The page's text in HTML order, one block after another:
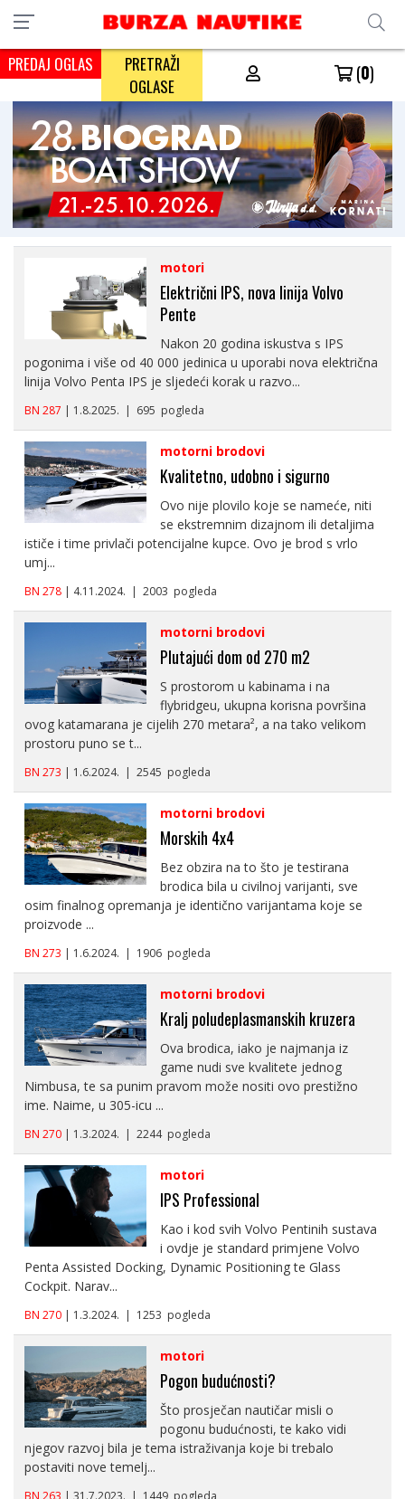
PREDAJ OGLAS
PRETRAŽI
OGLASE
(0)
motori
Električni IPS, nova linija Volvo
Pente
Nakon 20 godina iskustva s IPS
pogonima i više od 40 000 jedinica u uporabi nova električna
linija Volvo Penta IPS je sljedeći korak u razvo...
BN 287 | 1.8.2025. | 695 pogleda
motorni brodovi
Kvalitetno, udobno i sigurno
Ovo nije plovilo koje se nameće, niti
se ekstremnim dizajnom ili detaljima
ističe i time privlači potencijalne kupce. Ovo je brod s vrlo
umj...
BN 278 | 4.11.2024. | 2003 pogleda
motorni brodovi
Plutajući dom od 270 m2
S prostorom u kabinama i na
flybridgeu, ukupna korisna površina
ovog katamarana je cijelih 270 metara², a na tako velikom
prostoru puno se t...
BN 273 | 1.6.2024. | 2545 pogleda
motorni brodovi
Morskih 4x4
Bez obzira na to što je testirana
brodica bila u civilnoj varijanti, sve
osim finalnog opremanja je identično varijantama koje se
proizvode ...
BN 273 | 1.6.2024. | 1906 pogleda
motorni brodovi
Kralj poludeplasmanskih kruzera
Ova brodica, iako je najmanja iz
game nudi sve kvalitete jednog
Nimbusa, te sa punim pravom može nositi ovo prestižno
ime. Naime, u 305-icu ...
BN 270 | 1.3.2024. | 2244 pogleda
motori
IPS Professional
Kao i kod svih Volvo Pentinih sustava
i ovdje je standard primjene Volvo
Penta Assisted Docking, Dynamic Positioning te Glass
Cockpit. Narav...
BN 270 | 1.3.2024. | 1253 pogleda
motori
Pogon budućnosti?
Što prosječan nautičar misli o
pogonu budućnosti, te kako vidi
njegov razvoj bila je tema istraživanja koje bi trebalo
postaviti nove temelj...
BN 263 | 31.7.2023. | 1449 pogleda